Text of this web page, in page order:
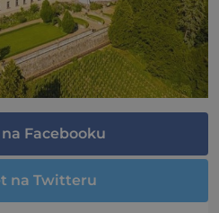
Facebooku
na Twitteru